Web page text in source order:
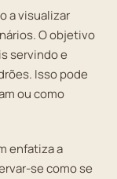
a visualizar
O objetivo
servindo e
Isso pode
ou como
enfatiza a
se como se